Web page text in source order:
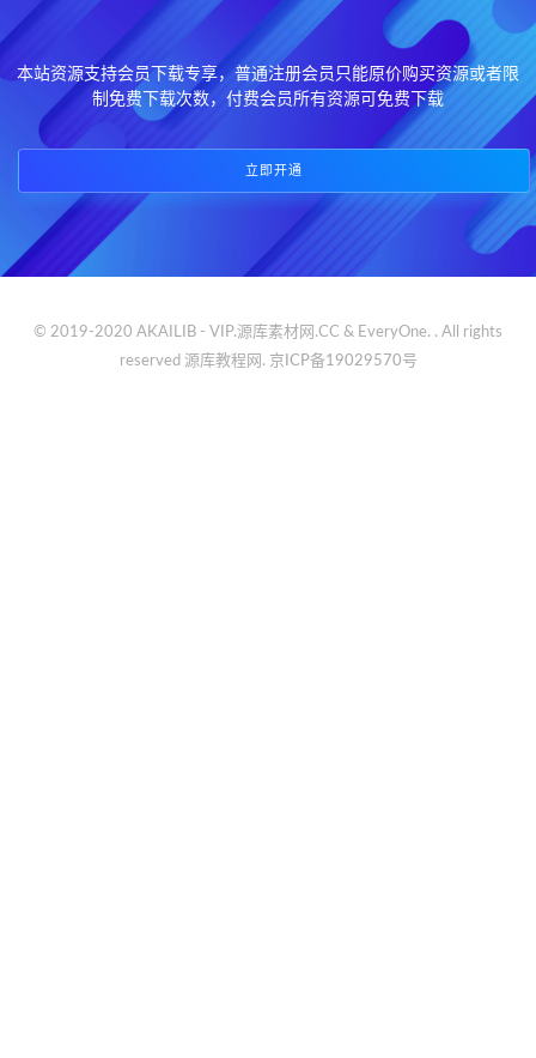
本站资源支持会员下载专享，普通注册会员只能原价购买资源或者限
制免费下载次数，付费会员所有资源可免费下载
立即开通
© 2019-2020 AKAILIB - VIP.源库素材网.CC & EveryOne. . All rights
reserved 源库教程网. 京ICP备19029570号